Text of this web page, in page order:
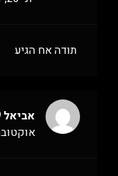
תודה אח הגיע
אביאל
אוקטובר 12,